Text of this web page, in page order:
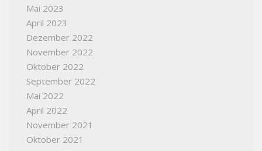
Mai 2023
April 2023
Dezember 2022
November 2022
Oktober 2022
September 2022
Mai 2022
April 2022
November 2021
Oktober 2021